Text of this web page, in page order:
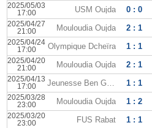
2025/05/03
17:00
USM Oujda 0 : 0
2025/04/27
21:00
Mouloudia Oujda 2 : 1
2025/04/24
17:00
Olympique Dcheïra 1 : 1
2025/04/20
21:00
Mouloudia Oujda 2 : 1
2025/04/13
17:00
Jeunesse Ben Guerir 1 : 1
2025/03/28
23:00
Mouloudia Oujda 1 : 2
2025/03/20
23:00
FUS Rabat 1 : 1